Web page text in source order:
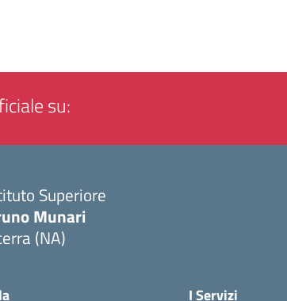
su:
Superiore
Munari
(NA)
I Servizi